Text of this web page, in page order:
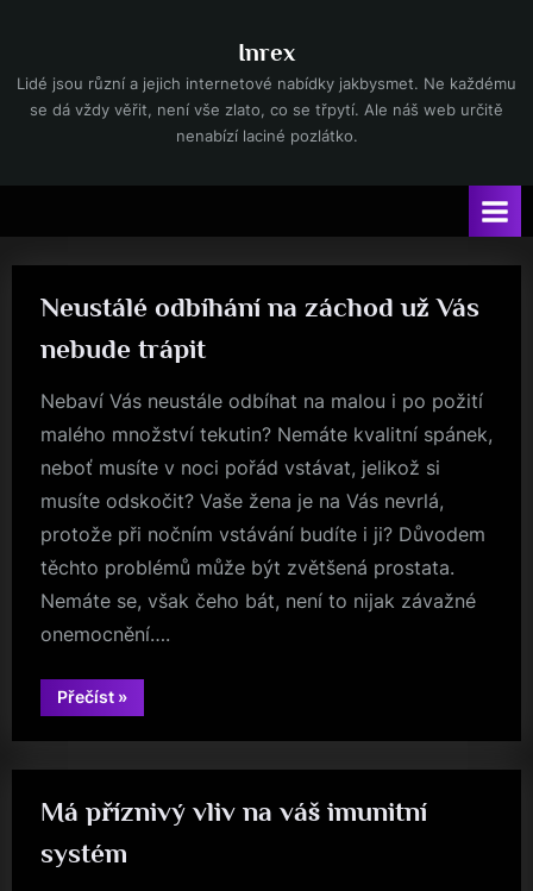
content
Inrex
Lidé jsou různí a jejich internetové nabídky jakbysmet. Ne každému
se dá vždy věřit, není vše zlato, co se třpytí. Ale náš web určitě
nenabízí laciné pozlátko.
Neustálé odbíhání na záchod už Vás
nebude trápit
Nebaví Vás neustále odbíhat na malou i po požití
malého množství tekutin? Nemáte kvalitní spánek,
neboť musíte v noci pořád vstávat, jelikož si
musíte odskočit? Vaše žena je na Vás nevrlá,
protože při nočním vstávání budíte i ji? Důvodem
těchto problémů může být zvětšená prostata.
Nemáte se, však čeho bát, není to nijak závažné
onemocnění….
Přečíst“Neustálé
odbíhání
záchod
trápit”
»
Má příznivý vliv na váš imunitní
systém